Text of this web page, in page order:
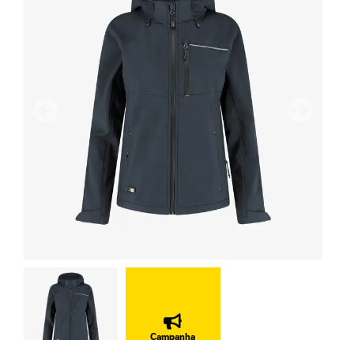
Anterior
Campanha